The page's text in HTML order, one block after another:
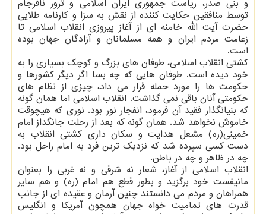
و بنی صدر، ریاست جمهوری ایران اسلامی و ترور نافرجام
توسط منافقین حکایت کننده از نقش به سزا و کارنامه طلایی
حضرت آیت الله خامنه ای از آغاز پیروزی انقلاب اسلامی تا
زعامت مردم ایران و همه مسلمانان و آزادگان جهان بوده
است.
کشتی انقلاب اسلامی، طوفان های بزرگ و کوچک بسیاری را به
خود دیده است. طوفان هایی که چه بسا اگر دیگر کشورها و
حکومت ها را مورد حمله قرار می داد، چیزی از نظام های
حکومتی آنان باقی نمی گذاشت. انقلاب اسلامی اما همان گونه
که بنیانگذار فقید آن فرمود، انفجار نور بود. نوری که هیچوقت
خاموش نخواهد شد. همان گونه که بعد از رحلت جانگداز امام
خمینی(ره) مشعل هدایت و سکان داری کشتی انقلاب به
دست کسی سپرده شد که نزدیک ترین فرد به امام راحل بود.
چه در ظاهر و چه در باطن.
انقلاب اسلامی از آغاز، شعار نه شرقی و نه غربی را بعنوان
مانیفست خود برگزید و بطور قطع هم امام (ره) و هم سایر
همراهان و مردم می دانستند چنین آرمان و عقیده ای از جانب
قدرت های تمامیت خواه جهان همچون آمریکا و انگلیس